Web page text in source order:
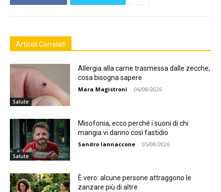
Articoli Correlati
Salute
Allergia alla carne trasmessa dalle zecche,
cosa bisogna sapere
Mara Magistroni - 06/08/2026
Salute
Misofonia, ecco perché i suoni di chi
mangia vi danno così fastidio
Sandro Iannaccone - 05/08/2026
È vero: alcune persone attraggono le
zanzare più di altre